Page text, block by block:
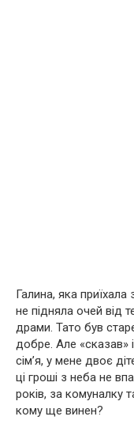
Галина, яка приїхала
не підняла очей від
драми. Тато був
добре. Але «сказав»
сім’я, у мене двоє
ці гроші з неба не
років, за комуналку
кому ще винен?